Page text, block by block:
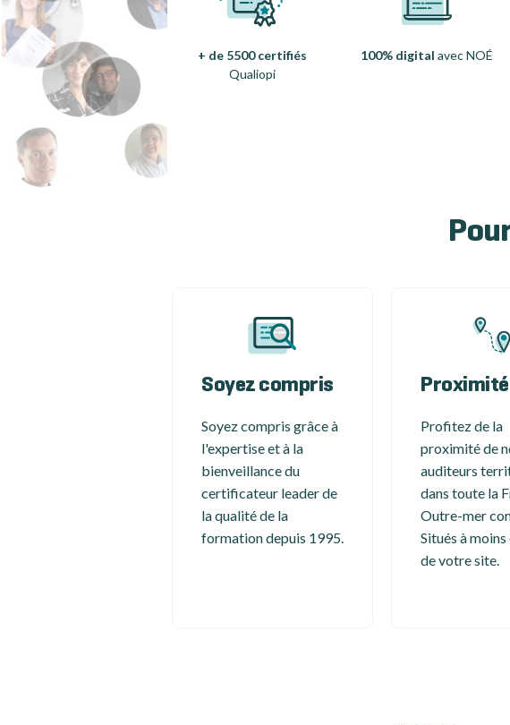
+ de 5500 certifiés
Qualiopi
100% digital avec NOÉ
Soyez compris
Soyez compris grâce à
l'expertise et à la
bienveillance du
certificateur leader de
la qualité de la
formation depuis 1995.
Proximité
Profitez de la
proximité de
auditeurs
dans toute la
Outre-mer
Situés à
de votre site.